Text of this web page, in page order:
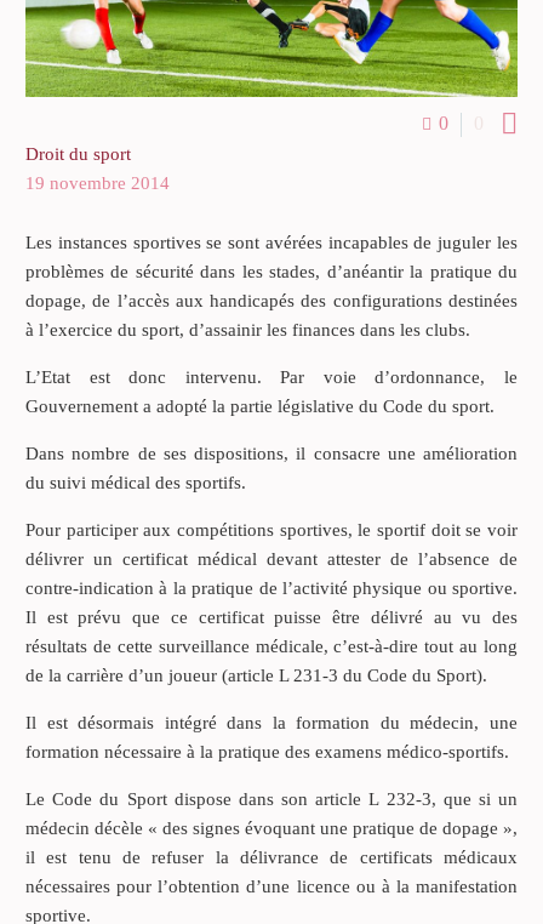
0 0 
Droit du sport
19 novembre 2014
Les instances sportives se sont avérées incapables de juguler les
problèmes de sécurité dans les stades, d’anéantir la pratique du
dopage, de l’accès aux handicapés des configurations destinées
à l’exercice du sport, d’assainir les finances dans les clubs.
L’Etat est donc intervenu. Par voie d’ordonnance, le
Gouvernement a adopté la partie législative du Code du sport.
Dans nombre de ses dispositions, il consacre une amélioration
du suivi médical des sportifs.
Pour participer aux compétitions sportives, le sportif doit se voir
délivrer un certificat médical devant attester de l’absence de
contre-indication à la pratique de l’activité physique ou sportive.
Il est prévu que ce certificat puisse être délivré au vu des
résultats de cette surveillance médicale, c’est-à-dire tout au long
de la carrière d’un joueur (article L 231-3 du Code du Sport).
Il est désormais intégré dans la formation du médecin, une
formation nécessaire à la pratique des examens médico-sportifs.
Le Code du Sport dispose dans son article L 232-3, que si un
médecin décèle « des signes évoquant une pratique de dopage »,
il est tenu de refuser la délivrance de certificats médicaux
nécessaires pour l’obtention d’une licence ou à la manifestation
sportive.